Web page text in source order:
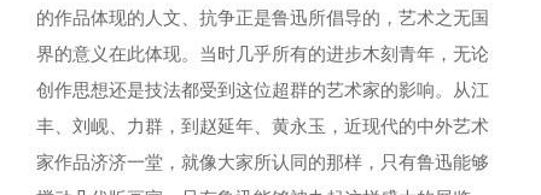
的作品体现的人文、抗争正是鲁迅所倡导的，艺术之无国
界的意义在此体现。当时几乎所有的进步木刻青年，无论
创作思想还是技法都受到这位超群的艺术家的影响。从江
丰、刘岘、力群，到赵延年、黄永玉，近现代的中外艺术
家作品济济一堂，就像大家所认同的那样，只有鲁迅能够